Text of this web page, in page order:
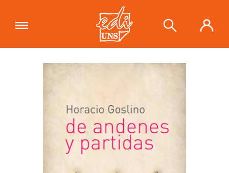
"De andenes y partidas"
añadido a tu carrito.